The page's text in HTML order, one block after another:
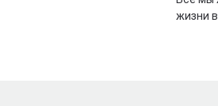
жизни